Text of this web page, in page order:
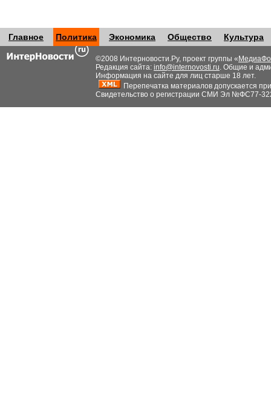
Главное Политика Экономика Общество Культура
©2008 Интерновости.Ру, проект группы «
Редакция сайта: info@internovosti.ru. Общие и
Информация на сайте для лиц старше 18 лет.
Перепечатка материалов допускается
Свидетельство о регистрации СМИ Эл №ФС77-